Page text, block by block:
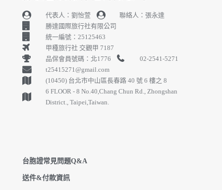
代表人：劉怡萱
聯絡人：張永達
勝達國際旅行社有限公司
統一編號：25125463
甲種旅行社 交觀甲 7187
品保會員號碼：北1776
02-2541-5271
t25415271@gmail.com
(10450) 台北市中山區長春路 40 號 6 樓之 8
6 FLOOR - 8 No.40,Chang Chun Rd., Zhongshan
District., Taipei,Taiwan.
台胞證常見問題Q&A
送件&付款資訊